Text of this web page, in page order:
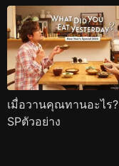
เมื่อวานคุณทานอะไร?
SPตัวอย่าง